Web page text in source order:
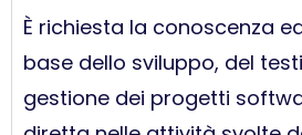
È richiesta la conoscenza
base dello sviluppo, del
gestione dei progetti